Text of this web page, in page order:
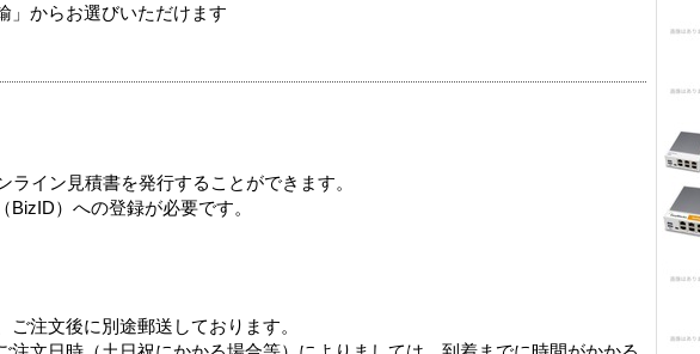
」からお選びいただけます
イン見積書を発行することができます。
）への登録が必要です。
注文後に別途郵送しております。